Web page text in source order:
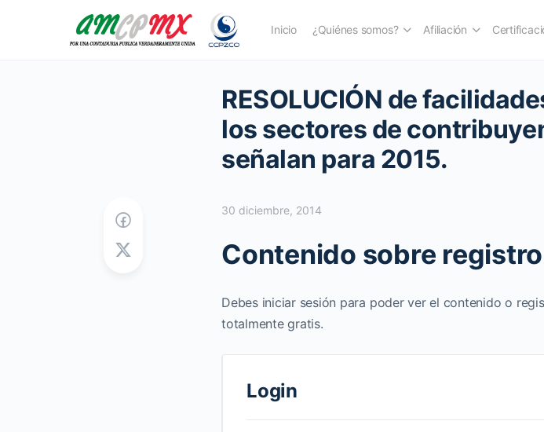
Inicio ¿Quiénes somos? Afiliación
RESOLUCIÓN de
los sectores de
señalan para 2015.
30 diciembre, 2014
Contenido sobre registro
Debes iniciar sesión para poder ver el contenido o
totalmente gratis.
Login